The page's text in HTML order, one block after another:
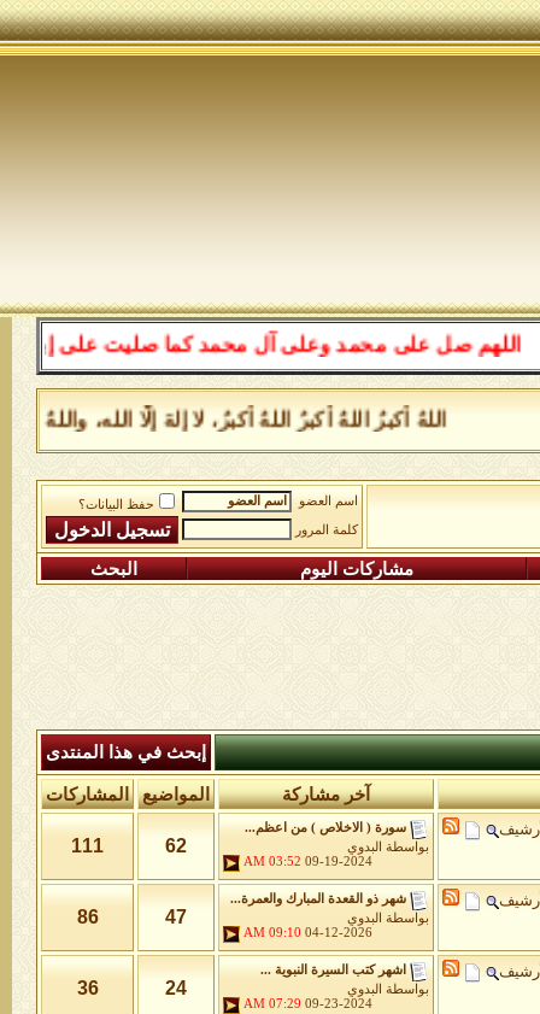
صل على محمد وعلى آل محمد كما صليت على إبراهيم
اللهُ أكبرُ اللهُ أكبرُ اللهُ أكبرُ، لا إلهَ إلَّا الله،
اسم العضو
حفظ البيانات؟
كلمة المرور
مشاركات اليوم البحث
إبحث في هذا المنتدى
آخر مشاركة المواضيع المشاركات
سورة ( الاخلاص ) من اعظم...
بواسطة
البدوي
09-19-2024
03:52 AM
62
111
شهر ذو القعدة المبارك والعمرة...
بواسطة
البدوي
04-12-2026
09:10 AM
47
86
اشهر كتب السيرة النبوية ...
بواسطة
البدوي
09-23-2024
07:29 AM
24
36